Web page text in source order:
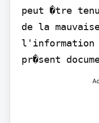
peut �tre
de la
l'information
pr�sent